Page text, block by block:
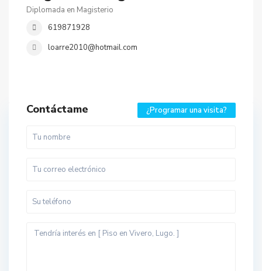
Diplomada en Magisterio
619871928
loarre2010@hotmail.com
Contáctame ¿Programar una visita?